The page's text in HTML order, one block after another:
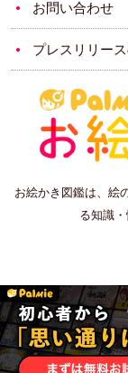
お問い合わせ
プレスリリー
お絵かき図鑑は、絵
る知識